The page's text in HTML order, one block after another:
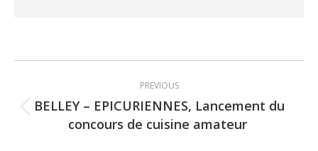
navigation
PREVIOUS
Previous
post:
BELLEY – EPICURIENNES, Lancement du
concours de cuisine amateur